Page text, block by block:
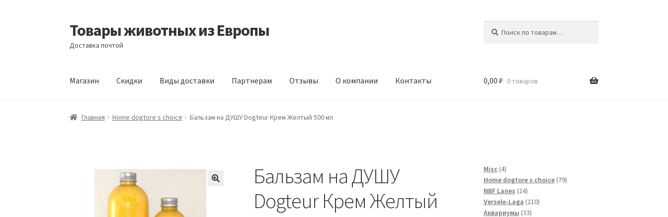
Перейти
к
навигации
Перейти
к
содержимому
Товары животных из Европы
Доставка почтой
Магазин Скидки Виды доставки Партнерам Отзывы О компании Контакты
Главная Виды доставки Заказать доставку корма из Германии Контакты
0,00 ₽ 0 товаров
Главная Home dogtore s choice Бальзам на ДУШУ Dogteur Крем Желтый 500 мл
Бальзам на ДУШУ
Dogteur Крем Желтый
Misc 44
товара
Home dogtore s choice 7979
NBF Lanes 2424
товара
Versele-Laga 210210
Аквариумы 3333